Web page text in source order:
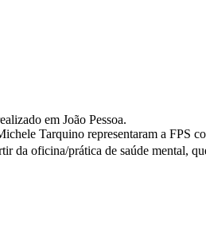
em João Pessoa.
Tarquino representaram a FPS
da oficina/prática de saúde mental,